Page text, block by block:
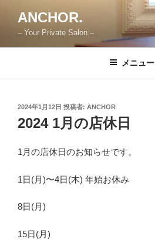
ン
ANCHOR.
– Your Private Salon –
メニュー
投
稿
日:
2024年1月12日 投稿者: ANCHOR
2024 1月の店休日
1月の店休日のお知らせです。
1日(月)〜4日(木) 年始お休み
8日(月)
15日(月)